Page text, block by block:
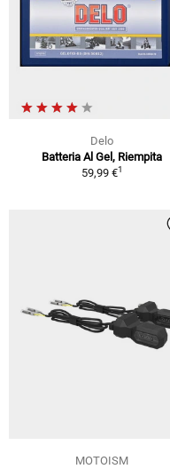
Delo
Batteria Al Gel, Riempita
59,99 €1
MOTOISM